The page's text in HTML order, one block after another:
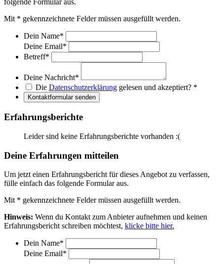
folgende Formular aus.
Mit * gekennzeichnete Felder müssen ausgefüllt werden.
Dein Name*
Deine Email*
Betreff*
Deine Nachricht*
Die Datenschutzerklärung gelesen und akzeptiert? *
Kontaktformular senden
Erfahrungsberichte
Leider sind keine Erfahrungsberichte vorhanden :(
Deine Erfahrungen mitteilen
Um jetzt einen Erfahrungsbericht für dieses Angebot zu verfassen,
fülle einfach das folgende Formular aus.
Mit * gekennzeichnete Felder müssen ausgefüllt werden.
Hinweis: Wenn du Kontakt zum Anbieter aufnehmen und keinen
Erfahrungsbericht schreiben möchtest, klicke bitte hier.
Dein Name*
Deine Email*